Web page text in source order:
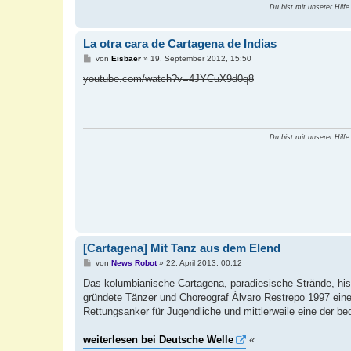
Du bist mit unserer
La otra cara de Cartagena de Indias
B
i
von Eisbaer» 19. September 2012, 15:50
youtube.com/watch?v=4JYCuX9d0q8
Du bist mit unserer
[Cartagena] Mit Tanz aus dem Elend
B
i
r
a
von News Robot» 22. April 2013, 00:12
Das kolumbianische Cartagena, paradiesische Strände,
gründete Tänzer und Choreograf Álvaro Restrepo 1997
Rettungsanker für Jugendliche und mittlerweile eine der
weiterlesen bei Deutsche Welle «